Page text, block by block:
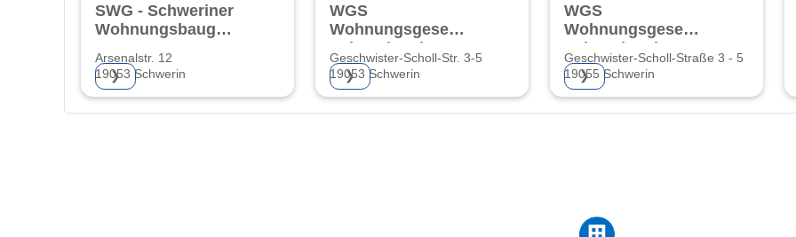
SWG - Schweriner
Wohnungsbaugenossenschaft
Arsenalstr. 12
19053 Schwerin
❯
WGS
Wohnungsgesellschaft
Schwerin mbH
Geschwister-Scholl-Str. 3-5
19053 Schwerin
❯
WGS
Wohnungsgesellschaft
Schwerin mbH
Geschwister-Scholl-Straße 3 - 5
19055 Schwerin
❯